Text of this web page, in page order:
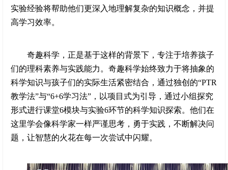
实验经验将帮助他们更深入地理解复杂的知识概念，并提
高学习效率。
奇趣科学，正是基于这样的背景下，专注于培养孩子
们的理科素养与实践能力。奇趣科学始终致力于将抽象的
科学知识与孩子们的实际生活紧密结合，通过独创的“PTR
教学法”与“6+6学习法”，以项目式为引导，通过小组探究
形式进行课堂6模块与实验6环节的科学知识探索。他们在
这里学会像科学家一样严谨思考，勇于实践，不断解决问
题，让智慧的火花在每一次尝试中闪耀。